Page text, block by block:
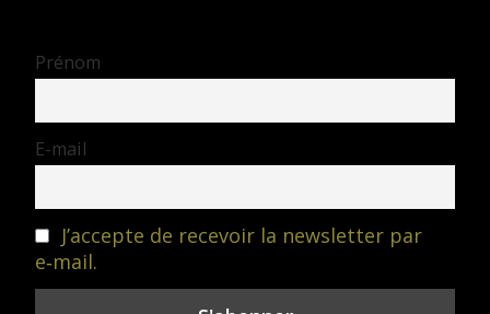
Prénom
E-mail
J’accepte de recevoir la newsletter par
e‑mail.